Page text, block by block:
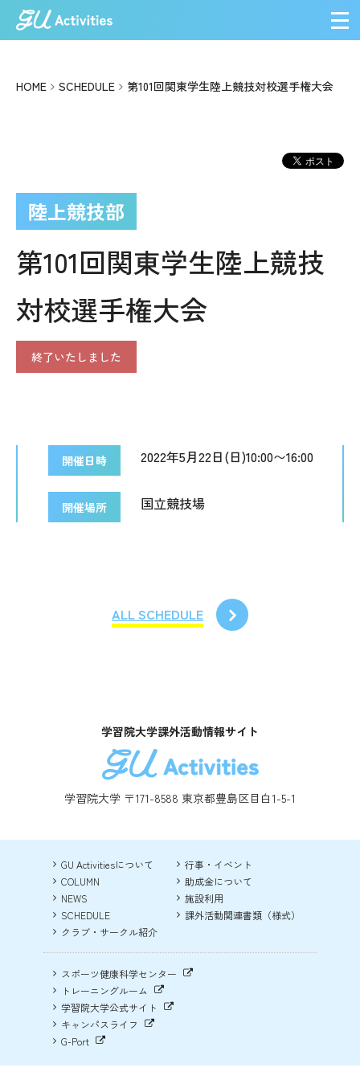
メ
HOME SCHEDULE 第101回関東学生陸上競技対校選手権大会
陸上競技部
第101回関東学生陸上競技
対校選手権大会
終了いたしました
開催日時 2022年5月22日(日)10:00〜16:00
開催場所 国立競技場
ALL SCHEDULE
学習院大学課外活動情報サイト
学習院大学 〒171-8588 東京都豊島区目白1-5-1
GU Activitiesについて
COLUMN
NEWS
SCHEDULE
クラブ・サークル紹介
行事・イベント
助成金について
施設利用
課外活動関連書類（様式）
スポーツ健康科学センター
トレーニングルーム
学習院大学公式サイト
キャンパスライフ
G-Port